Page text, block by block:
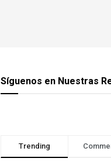
Síguenos en Nuestras
Trending